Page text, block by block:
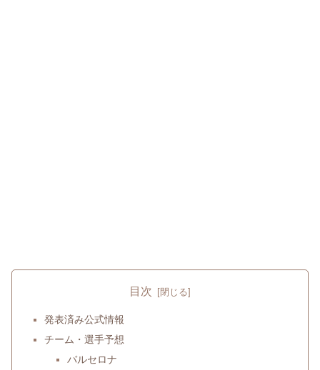
目次
発表済み公式情報
チーム・選手予想
バルセロナ